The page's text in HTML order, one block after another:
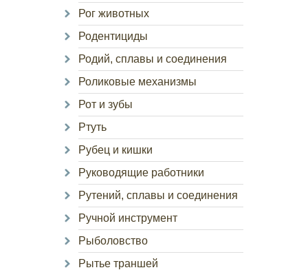
Рог животных
Родентициды
Родий, сплавы и соединения
Роликовые механизмы
Рот и зубы
Ртуть
Рубец и кишки
Руководящие работники
Рутений, сплавы и соединения
Ручной инструмент
Рыболовство
Рытье траншей